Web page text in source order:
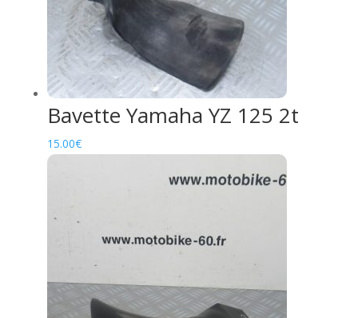
Bavette Yamaha YZ 125 2t
15.00€